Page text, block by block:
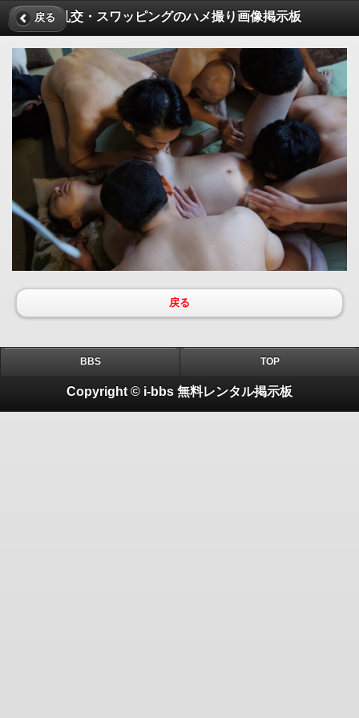
戻る 乱交・スワッピングのハメ撮り画像掲示板
戻る
BBS TOP
Copyright © i-bbs 無料レンタル掲示板